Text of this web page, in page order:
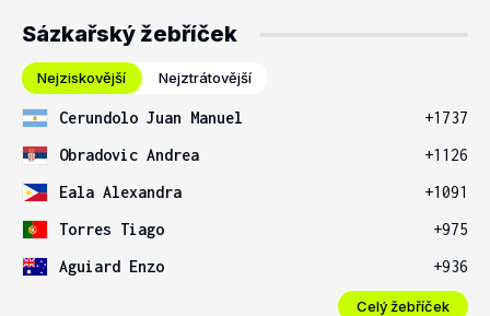
Sázkařský žebříček
Nejziskovější Nejztrátovější
Cerundolo Juan Manuel
+1737
Obradovic Andrea
+1126
Eala Alexandra
+1091
Torres Tiago
+975
Aguiard Enzo
+936
Celý žebříček